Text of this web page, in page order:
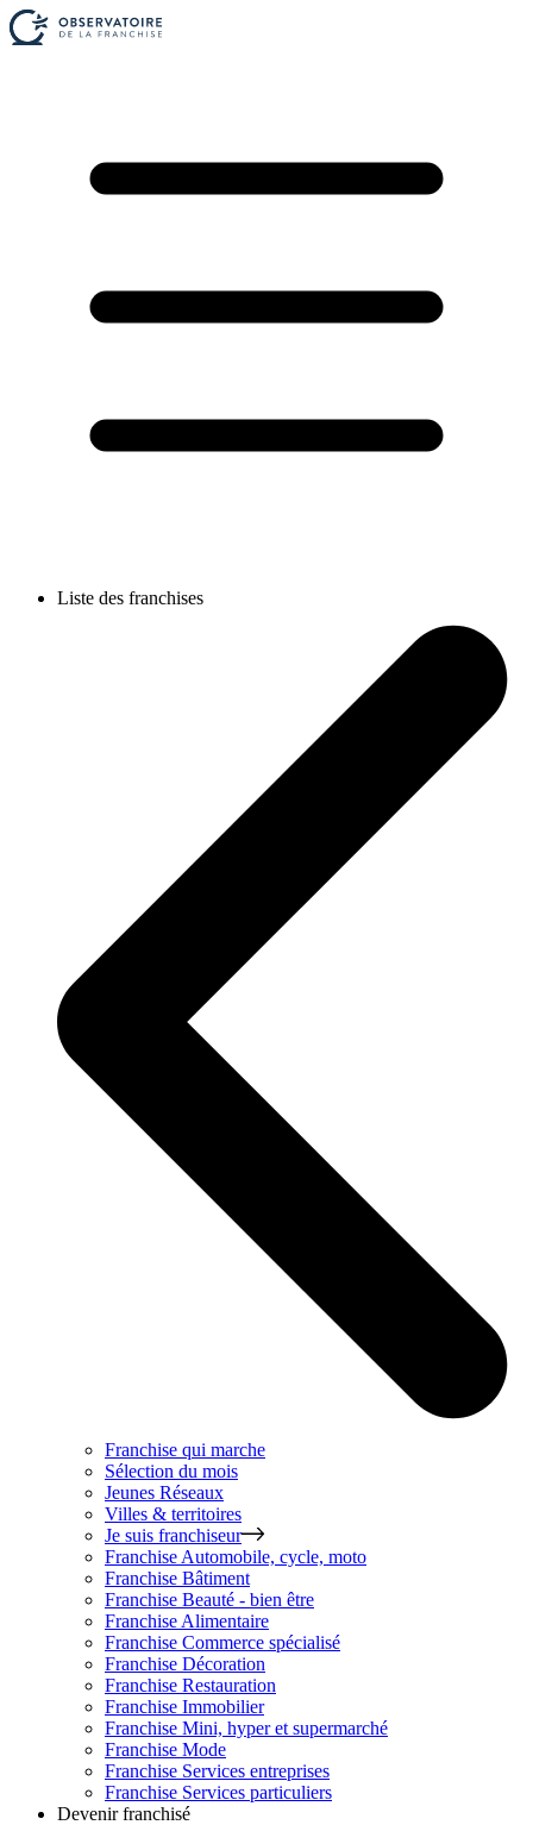
Liste des franchises
Franchise qui marche
Sélection du mois
Jeunes Réseaux
Villes & territoires
Je suis franchiseur
Franchise Automobile, cycle, moto
Franchise Bâtiment
Franchise Beauté - bien être
Franchise Alimentaire
Franchise Commerce spécialisé
Franchise Décoration
Franchise Restauration
Franchise Immobilier
Franchise Mini, hyper et supermarché
Franchise Mode
Franchise Services entreprises
Franchise Services particuliers
Devenir franchisé